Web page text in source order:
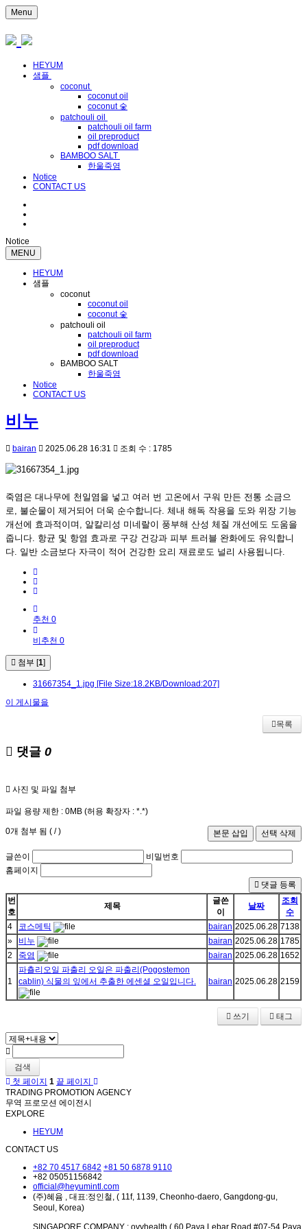
Menu
HEYUM
샘플
coconut
coconut oil
coconut 숯
patchouli oil
patchouli oil farm
oil preproduct
pdf download
BAMBOO SALT
한울죽염
Notice
CONTACT US
Notice
MENU
HEYUM
샘플
coconut
coconut oil
coconut 숯
patchouli oil
patchouli oil farm
oil preproduct
pdf download
BAMBOO SALT
한울죽염
Notice
CONTACT US
비누
bairan 2025.06.28 16:31 조회 수 : 1785
죽염은 대나무에 천일염을 넣고 여러 번 고온에서 구워 만든 전통 소금으
로, 불순물이 제거되어 더욱 순수합니다. 체내 해독 작용을 도와 위장 기능
개선에 효과적이며, 알칼리성 미네랄이 풍부해 산성 체질 개선에도 도움을
줍니다. 항균 및 항염 효과로 구강 건강과 피부 트러블 완화에도 유익합니
다. 일반 소금보다 자극이 적어 건강한 요리 재료로도 널리 사용됩니다.
추천 0
비추천 0
첨부 [1]
31667354_1.jpg [File Size:18.2KB/Download:207]
이 게시물을
목록
댓글 0
사진 및 파일 첨부
파일 용량 제한 : 0MB (허용 확장자 : *.*)
0개 첨부 됨 ( /)
글쓴이
비밀번호
홈페이지
댓글 등록
번
호
제목
글쓴
이
날짜
조회
수
4
코스메틱 bairan 2025.06.28 7138
»
비누 bairan 2025.06.28 1785
2
죽염 bairan 2025.06.28 1652
1
파춀리오일 파출리 오일은 파출리(Pogostemon
cablin) 식물의 잎에서 추출한 에센셜 오일입니다.
bairan 2025.06.28 2159
쓰기 태그
검색
첫 페이지 1 끝 페이지
TRADING PROMOTION AGENCY
무역 프로모션 에이전시
EXPLORE
HEYUM
CONTACT US
+82 70 4517 6842 +81 50 6878 9110
+82 05051156842
official@heyumintl.com
(주)혜윰 , 대표:정인철, ( 11f, 1139, Cheonho-daero, Gangdong-gu,
Seoul, Korea)
SINGAPORE COMPANY : ovyhealth ( 60 Paya Lebar Road #07-54 Paya